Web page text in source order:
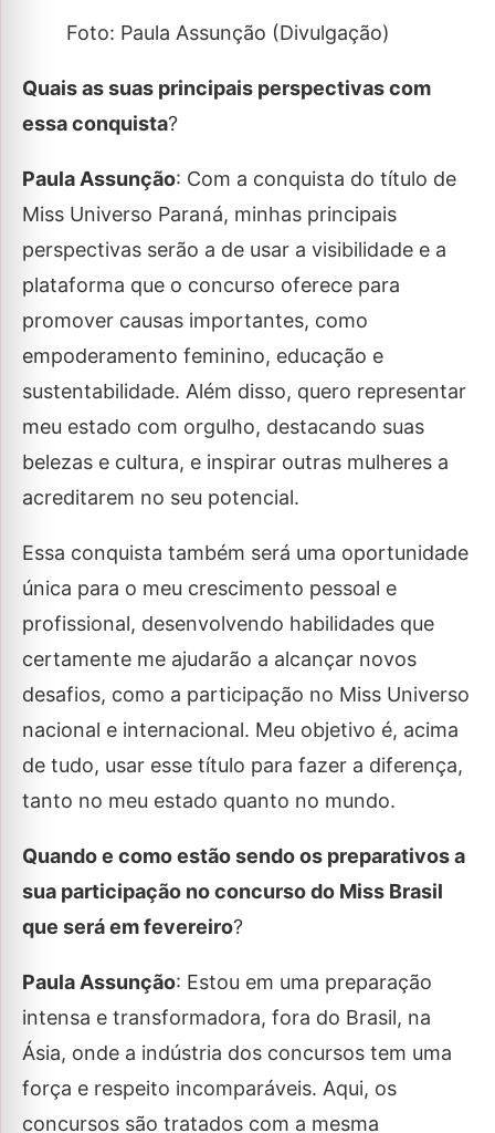
Foto: Paula Assunção (Divulgação)
Quais as suas principais perspectivas com
essa conquista?
Paula Assunção: Com a conquista do título de
Miss Universo Paraná, minhas principais
perspectivas serão a de usar a visibilidade e a
plataforma que o concurso oferece para
promover causas importantes, como
empoderamento feminino, educação e
sustentabilidade. Além disso, quero representar
meu estado com orgulho, destacando suas
belezas e cultura, e inspirar outras mulheres a
acreditarem no seu potencial.
Essa conquista também será uma oportunidade
única para o meu crescimento pessoal e
profissional, desenvolvendo habilidades que
certamente me ajudarão a alcançar novos
desafios, como a participação no Miss Universo
nacional e internacional. Meu objetivo é, acima
de tudo, usar esse título para fazer a diferença,
tanto no meu estado quanto no mundo.
Quando e como estão sendo os preparativos a
sua participação no concurso do Miss Brasil
que será em fevereiro?
Paula Assunção: Estou em uma preparação
intensa e transformadora, fora do Brasil, na
Ásia, onde a indústria dos concursos tem uma
força e respeito incomparáveis. Aqui, os
concursos são tratados com a mesma